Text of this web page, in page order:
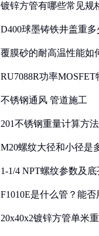
镀锌方管有哪些常见规
D400球墨铸铁井盖重多
覆膜砂的耐高温性能如
RU7088R功率
不锈钢通风 管道施工
201不锈钢重量计算方
M20螺纹大径和小径是
1-1/4 NPT螺纹参数及
F1010E是什么管？能否
20x40x2镀锌方管单米